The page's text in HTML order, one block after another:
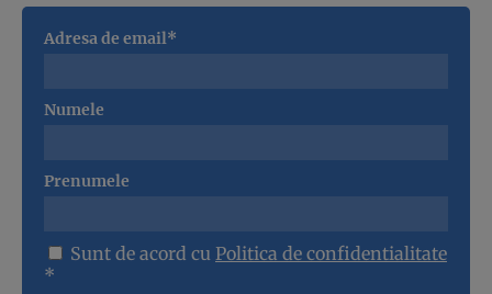
Adresa de email*
Numele
Prenumele
Sunt de acord cu Politica de confidentialitate
*